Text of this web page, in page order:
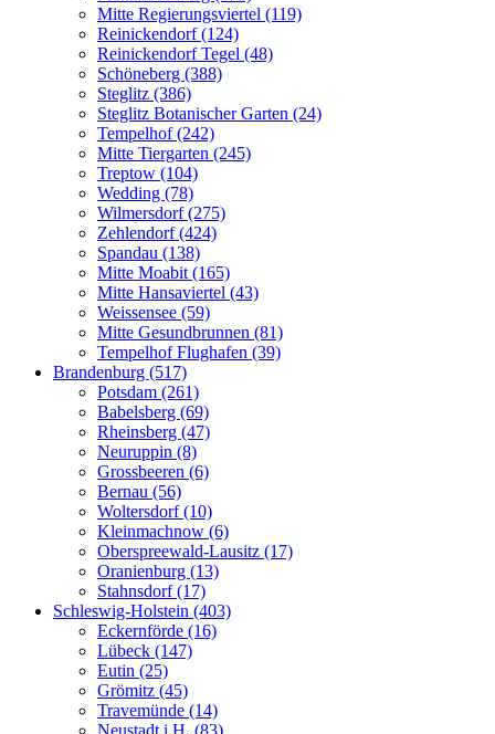
Mitte Regierungsviertel (119)
Reinickendorf (124)
Reinickendorf Tegel (48)
Schöneberg (388)
Steglitz (386)
Steglitz Botanischer Garten (24)
Tempelhof (242)
Mitte Tiergarten (245)
Treptow (104)
Wedding (78)
Wilmersdorf (275)
Zehlendorf (424)
Spandau (138)
Mitte Moabit (165)
Mitte Hansaviertel (43)
Weissensee (59)
Mitte Gesundbrunnen (81)
Tempelhof Flughafen (39)
Brandenburg (517)
Potsdam (261)
Babelsberg (69)
Rheinsberg (47)
Neuruppin (8)
Grossbeeren (6)
Bernau (56)
Woltersdorf (10)
Kleinmachnow (6)
Oberspreewald-Lausitz (17)
Oranienburg (13)
Stahnsdorf (17)
Schleswig-Holstein (403)
Eckernförde (16)
Lübeck (147)
Eutin (25)
Grömitz (45)
Travemünde (14)
Neustadt i.H. (83)